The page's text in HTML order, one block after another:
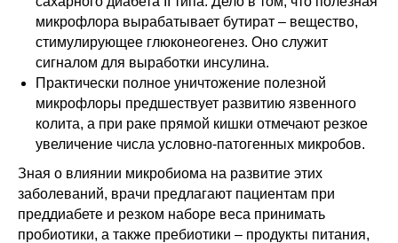
микрофлора вырабатывает бутират – вещество,
стимулирующее глюконеогенез. Оно служит
сигналом для выработки инсулина.
Практически полное уничтожение полезной
микрофлоры предшествует развитию язвенного
колита, а при раке прямой кишки отмечают резкое
увеличение числа условно-патогенных микробов.
Зная о влиянии микробиома на развитие этих
заболеваний, врачи предлагают пациентам при
преддиабете и резком наборе веса принимать
пробиотики, а также пребиотики – продукты питания,